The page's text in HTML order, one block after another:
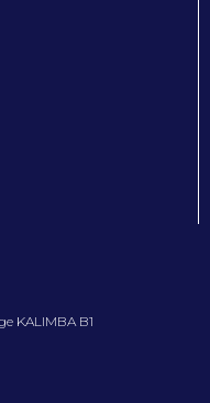
KALIMBA B1